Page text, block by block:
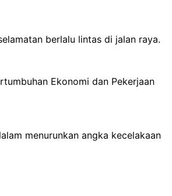
berlalu lintas di jalan raya.
Ekonomi dan Pekerjaan
menurunkan angka kecelakaan